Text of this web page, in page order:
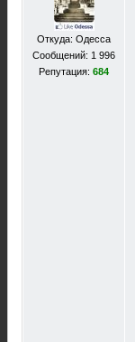
Откуда: Одесса
Сообщений: 1 996
Репутация: 684